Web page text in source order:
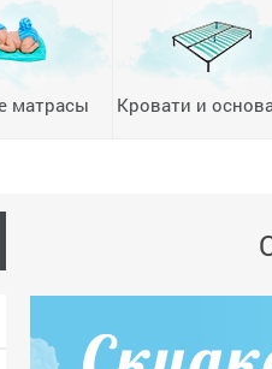
матрасы Кровати и